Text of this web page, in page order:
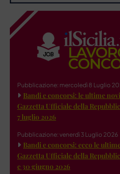
Pubblicazione: mercoledì 8 Luglio
Bandi e concorsi: le ultime
Gazzetta Ufficiale della
7 luglio 2026
Pubblicazione: venerdì 3 Luglio 2026
Bandi e concorsi: ecco le
Gazzetta Ufficiale della
e 30 giugno 2026